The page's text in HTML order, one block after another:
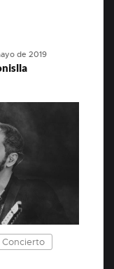
de 2019
Concierto